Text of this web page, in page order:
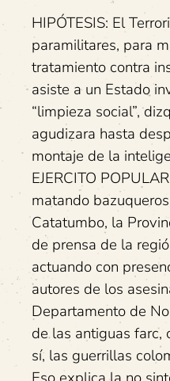
HIPÓTESIS: El
paramilitares, para
tratamiento contra
asiste a un Estado
“limpieza social”,
agudizara hasta
montaje de la
EJERCITO
matando
Catatumbo, la
de prensa de la
actuando con
autores de los
Departamento de
de las antiguas farc,
sí, las guerrillas